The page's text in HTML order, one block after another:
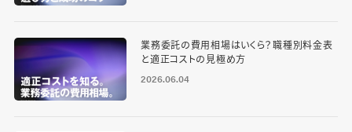
業務委託の費用相場はいくら？職種別料金表
と適正コストの見極め方
2026.06.04